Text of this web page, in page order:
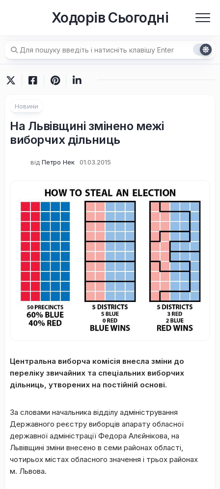
Ходорів Сьогодні
Новини
На Львівщині змінено межі
виборчих дільниць
від Петро Нек 01.03.2015
Центральна виборча комісія внесла зміни до
переліку звичайних та спеціальних виборчих
дільниць, утворених на постійній основі.
За словами начальника відділу адміністрування
Державного реєстру виборців апарату обласної
державної адміністрації Федора Алєйнікова, на
Львівщині зміни внесено в семи районах області,
чотирьох містах обласного значення і трьох районах
м. Львова.